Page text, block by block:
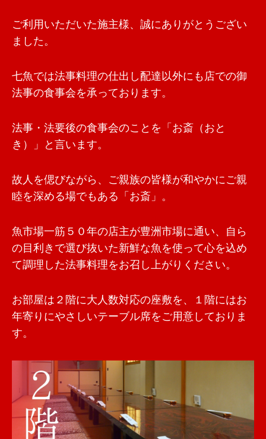
ご利用いただいた施主様、誠にありがとうござい
ました。
七魚では法事料理の仕出し配達以外にも店での御
法事の食事会を承っております。
法事・法要後の食事会のことを「お斎（おと
き）」と言います。
故人を偲びながら、ご親族の皆様が和やかにご親
睦を深める場でもある「お斎」。
魚市場一筋５０年の店主が豊洲市場に通い、自ら
の目利きで選び抜いた新鮮な魚を使って心を込め
て調理した法事料理をお召し上がりください。
お部屋は２階に大人数対応の座敷を、１階にはお
年寄りにやさしいテーブル席をご用意しておりま
す。